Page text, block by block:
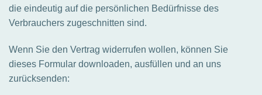
die eindeutig auf die persönlichen Bedürfnisse des
Verbrauchers zugeschnitten sind.
Wenn Sie den Vertrag widerrufen wollen, können Sie
dieses Formular downloaden, ausfüllen und an uns
zurücksenden: